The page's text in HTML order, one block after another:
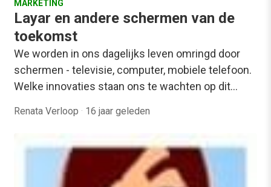
MARKETING
Layar en andere schermen van de
toekomst
We worden in ons dagelijks leven omringd door
schermen - televisie, computer, mobiele telefoon.
Welke innovaties staan ons te wachten op dit…
Renata Verloop · 16 jaar geleden